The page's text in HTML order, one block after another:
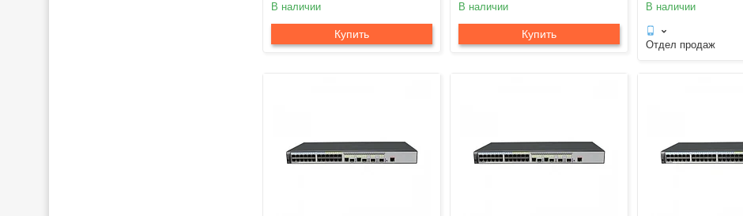
В наличии
Купить
В наличии
Купить
В наличии
Отдел продаж